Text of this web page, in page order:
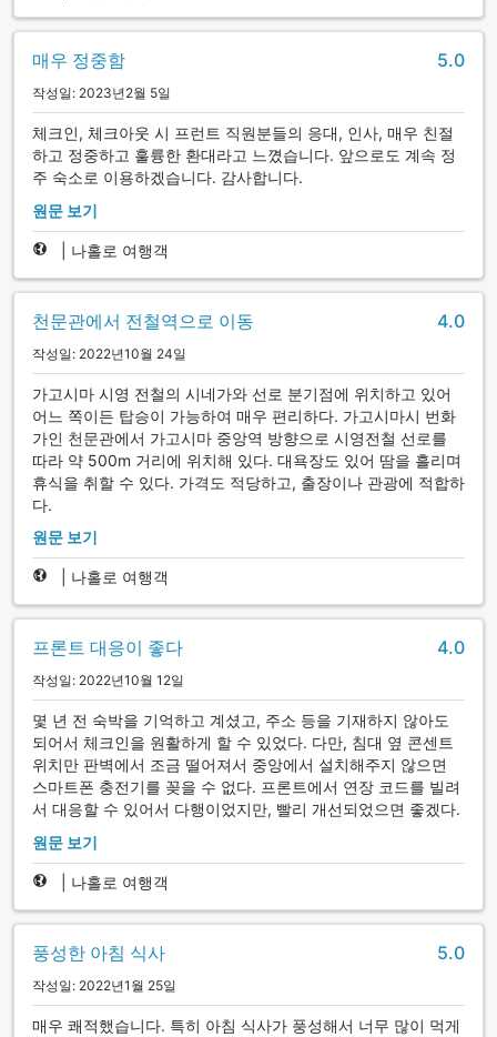
매우 정중함 5.0
작성일: 2023년2월 5일
체크인, 체크아웃 시 프런트 직원분들의 응대, 인사, 매우 친절
하고 정중하고 훌륭한 환대라고 느꼈습니다. 앞으로도 계속 정
주 숙소로 이용하겠습니다. 감사합니다.
원문 보기
나홀로 여행객
천문관에서 전철역으로 이동 4.0
작성일: 2022년10월 24일
가고시마 시영 전철의 시네가와 선로 분기점에 위치하고 있어
어느 쪽이든 탑승이 가능하여 매우 편리하다. 가고시마시 번화
가인 천문관에서 가고시마 중앙역 방향으로 시영전철 선로를
따라 약 500m 거리에 위치해 있다. 대욕장도 있어 땀을 흘리며
휴식을 취할 수 있다. 가격도 적당하고, 출장이나 관광에 적합하
다.
원문 보기
나홀로 여행객
프론트 대응이 좋다 4.0
작성일: 2022년10월 12일
몇 년 전 숙박을 기억하고 계셨고, 주소 등을 기재하지 않아도
되어서 체크인을 원활하게 할 수 있었다. 다만, 침대 옆 콘센트
위치만 판벽에서 조금 떨어져서 중앙에서 설치해주지 않으면
스마트폰 충전기를 꽂을 수 없다. 프론트에서 연장 코드를 빌려
서 대응할 수 있어서 다행이었지만, 빨리 개선되었으면 좋겠다.
원문 보기
나홀로 여행객
풍성한 아침 식사 5.0
작성일: 2022년1월 25일
매우 쾌적했습니다. 특히 아침 식사가 풍성해서 너무 많이 먹게